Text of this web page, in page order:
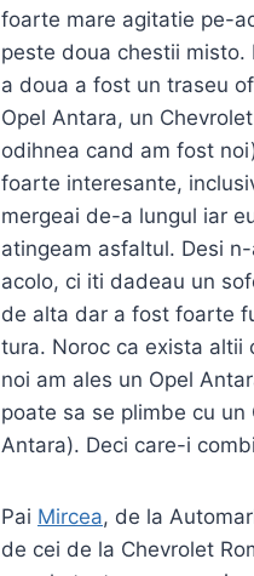
foarte mare agitatie pe-
peste doua chestii
a doua a fost un traseu
Opel Antara, un
odihnea cand am fost
foarte interesante,
mergeai de-a lungul iar
atingeam asfaltul. Desi
acolo, ci iti dadeau un
de alta dar a fost foarte
tura. Noroc ca exista altii
noi am ales un Opel
poate sa se plimbe cu
Antara). Deci care-i
Pai Mircea, de la
de cei de la Chevrolet